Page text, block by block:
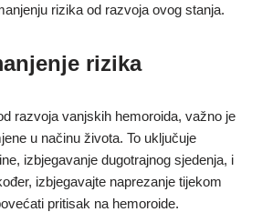
rizika od razvoja ovog stanja.
rizika
razvoja vanjskih hemoroida, važno je
u načinu života. To uključuje
izbjegavanje dugotrajnog sjedenja, i
izbjegavajte naprezanje tijekom
pritisak na hemoroide.